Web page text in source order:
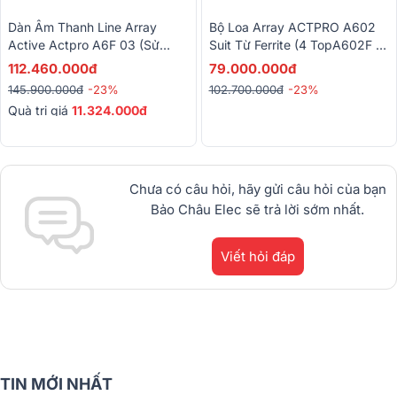
Dàn Âm Thanh Line Array
Active Actpro A6F 03 (sử
Dụng 100-300 Khách, Loa
112.460.000đ
145.900.000đ -23%
Quà trị giá 11.324.000đ
Bộ Loa Array ACTPRO A602
Suit Từ Ferrite (4 TopA602F +
2 Sub A618SF)
79.000.000đ
102.700.000đ -23%
Chưa có câu hỏi, hãy gửi câu hỏi của bạn
Bảo Châu Elec sẽ trả lời sớm nhất.
Viết hỏi đáp
TIN MỚI NHẤT